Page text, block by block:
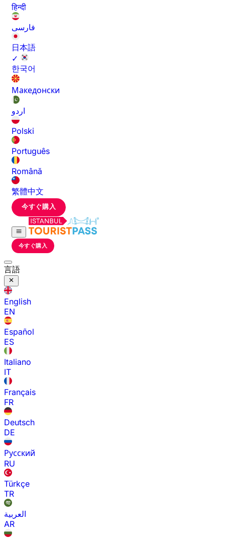
हिन्दी
فارسی
日本語
✓
한국어
Македонски
اردو
Polski
Português
Română
繁體中文
今すぐ購入
今すぐ購入
言語
English
EN
Español
ES
Italiano
IT
Français
FR
Deutsch
DE
Русский
RU
Türkçe
TR
العربية
AR